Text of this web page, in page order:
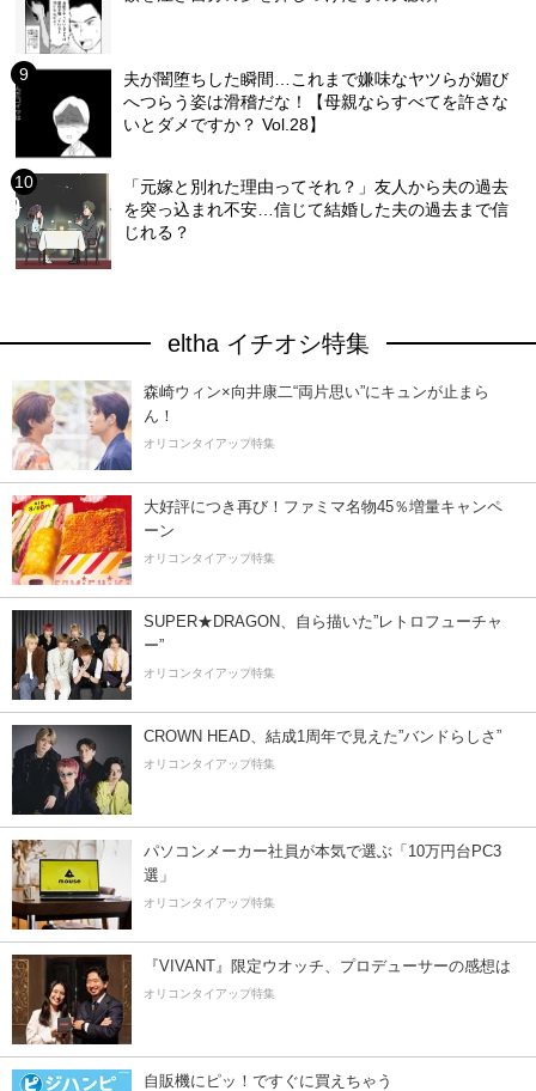
夫が闇堕ちした瞬間…これまで嫌味なヤツらが媚び
へつらう姿は滑稽だな！【母親ならすべてを許さな
いとダメですか？ Vol.28】
「元嫁と別れた理由ってそれ？」友人から夫の過去
を突っ込まれ不安…信じて結婚した夫の過去まで信
じれる？
eltha イチオシ特集
森崎ウィン×向井康二“両片思い”にキュンが止まら
ん！
オリコンタイアップ特集
大好評につき再び！ファミマ名物45％増量キャンペ
ーン
オリコンタイアップ特集
SUPER★DRAGON、自ら描いた”レトロフューチャ
ー”
オリコンタイアップ特集
CROWN HEAD、結成1周年で見えた”バンドらしさ”
オリコンタイアップ特集
パソコンメーカー社員が本気で選ぶ「10万円台PC3
選」
オリコンタイアップ特集
『VIVANT』限定ウオッチ、プロデューサーの感想は
オリコンタイアップ特集
自販機にピッ！ですぐに買えちゃう